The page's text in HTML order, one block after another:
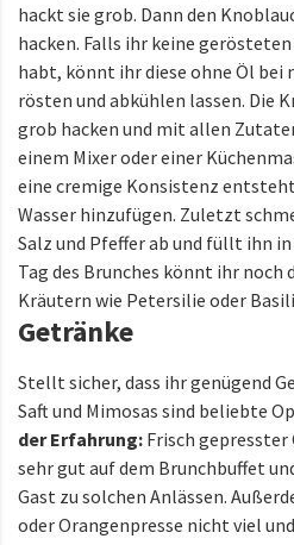
hackt sie grob. Dann den
hacken. Falls ihr keine
habt, könnt ihr diese ohne Öl
rösten und abkühlen lassen. Die
grob hacken und mit allen
einem Mixer oder einer
eine cremige Konsistenz
Wasser hinzufügen. Zuletzt
Salz und Pfeffer ab und füllt ihn in
Tag des Brunches könnt ihr
Kräutern wie Petersilie oder
Getränke
Stellt sicher, dass ihr genügend
Saft und Mimosas sind beliebte
der Erfahrung: Frisch
sehr gut auf dem Brunchbuffet
Gast zu solchen Anlässen.
oder Orangenpresse nicht viel